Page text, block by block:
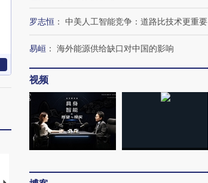
罗志恒 ： 中美人工智能竞争：道路比技术更重要
易峘 ： 海外能源供给缺口对中国的影响
视频